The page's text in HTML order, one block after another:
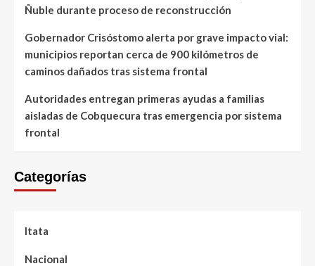
Ñuble durante proceso de reconstrucción
Gobernador Crisóstomo alerta por grave impacto vial:
municipios reportan cerca de 900 kilómetros de
caminos dañados tras sistema frontal
Autoridades entregan primeras ayudas a familias
aisladas de Cobquecura tras emergencia por sistema
frontal
Categorías
Itata
Nacional